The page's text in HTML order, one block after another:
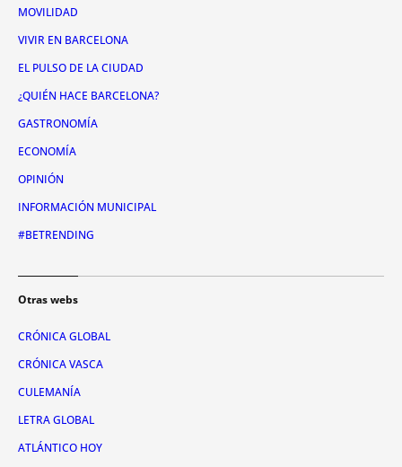
MOVILIDAD
VIVIR EN BARCELONA
EL PULSO DE LA CIUDAD
¿QUIÉN HACE BARCELONA?
GASTRONOMÍA
ECONOMÍA
OPINIÓN
INFORMACIÓN MUNICIPAL
#BETRENDING
Otras webs
CRÓNICA GLOBAL
CRÓNICA VASCA
CULEMANÍA
LETRA GLOBAL
ATLÁNTICO HOY